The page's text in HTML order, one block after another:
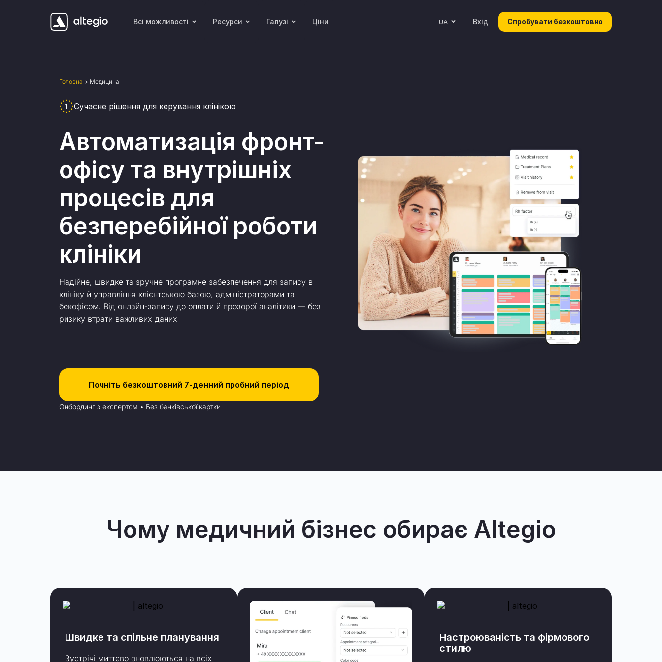
Всі можливості Ресурси Галузі Ціни UA Вхід Спробувати безкоштовно
Головна > Медицина
Сучасне рішення для керування клінікою
Автоматизація фронт-
офісу та внутрішніх
процесів для
безперебійної роботи
клініки
Надійне, швидке та зручне програмне забезпечення для запису в
клініку й управління клієнтською базою, адміністраторами та
бекофісом. Від онлайн-запису до оплати й прозорої аналітики — без
ризику втрати важливих даних
Почніть безкоштовний 7-денний пробний період
Онбординг з експертом • Без банківської картки
Чому медичний бізнес обирає Altegio
Швидке та спільне планування
Зустрічі миттєво оновлюються на всіх
Настроюваність та фірмового
стилю